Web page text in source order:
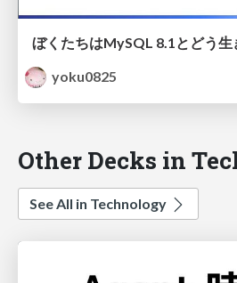
ぼくたちはMySQL 8.1とどう生
yoku0825
Other Decks in
See All in Technology